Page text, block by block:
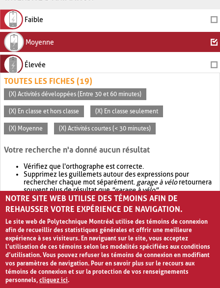
Faible
Moyenne
Élevée
TOUTES LES FICHES (19)
(X) Activités développées (Entre 30 et 60 minutes)
(X) En classe et hors classe (X) En classe seulement
(X) Moyenne (X) Activités courtes (< 30 minutes)
Votre recherche n'a donné aucun résultat
Vérifiez que l'orthographe est correcte.
Supprimez les guillemets autour des expressions pour
rechercher chaque mot séparément. garage à véloretournera
souvent plus de résultat que"garage à vélo".
Envisagez d'élargir votre recherche avec OR.garage OR vélo
retournera souvent plus de résultat quegarage à vélo
NOTRE SITE WEB UTILISE DES TÉMOINS AFIN DE
REHAUSSER VOTRE EXPÉRIENCE DE NAVIGATION.
Le site web de Polytechnique Montréal utilise des témoins de connexion
afin de recueillir des statistiques générales et offrir une meilleure
expérience à ses visiteurs. En naviguant sur le site, vous acceptez
l’utilisation de ces témoins selon les modalités spécifiées aux conditions
d’utilisation. Vous pouvez refuser les témoins de connexion en modifiant
vos paramètres de navigation. Pour en savoir plus sur le recours aux
témoins de connexion et sur la protection de vos renseignements
personnels,cliquez ici.